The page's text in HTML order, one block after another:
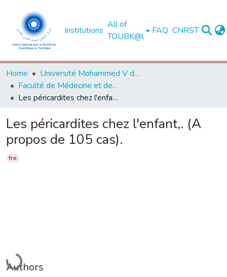
Institutions
All of
TOUBK@l
FAQ CNRST
Home
Université Mohammed V de Rabat
Faculté de Médecine et de Pharmacie - Rabat
Les péricardites chez l'enfant,. (A propos de 105 cas).
Les péricardites chez l'enfant,. (A
propos de 105 cas).
fre
Loading...
Authors